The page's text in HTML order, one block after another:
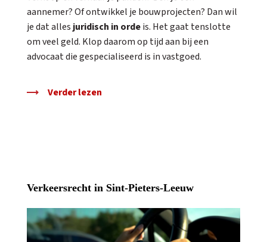
aannemer? Of ontwikkel je bouwprojecten? Dan wil
je dat alles juridisch in ordeis. Het gaat tenslotte
om veel geld. Klop daarom op tijd aan bij een
advocaat die gespecialiseerd is in vastgoed.
Verder lezen
Verkeersrecht in Sint-Pieters-Leeuw